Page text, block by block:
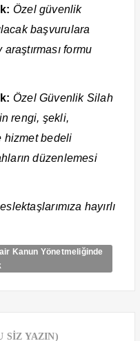
Özel güvenlik
başvurulara
formu
Özel Güvenlik Silah
rengi, şekli,
hizmet bedeli
düzenlemesi
hayırlı
Kanun Yönetmeliğinde
SİZ YAZIN)